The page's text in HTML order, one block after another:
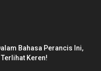
Bahasa Perancis Ini,
Keren!